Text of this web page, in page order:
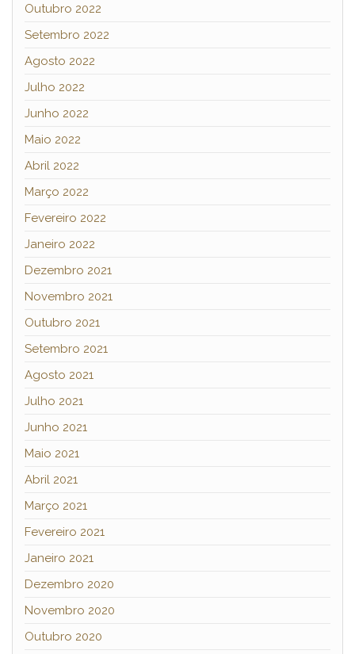
Outubro 2022
Setembro 2022
Agosto 2022
Julho 2022
Junho 2022
Maio 2022
Abril 2022
Março 2022
Fevereiro 2022
Janeiro 2022
Dezembro 2021
Novembro 2021
Outubro 2021
Setembro 2021
Agosto 2021
Julho 2021
Junho 2021
Maio 2021
Abril 2021
Março 2021
Fevereiro 2021
Janeiro 2021
Dezembro 2020
Novembro 2020
Outubro 2020